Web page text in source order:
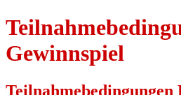
Gewinnspiel
Teilnahmebedingungen